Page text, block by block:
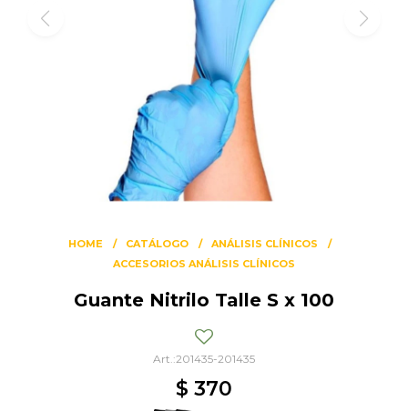
HOME CATÁLOGO
ANÁLISIS CLÍNICOS
ACCESORIOS ANÁLISIS CLÍNICOS
Guante Nitrilo Talle S x 100
201435-201435
$ 370